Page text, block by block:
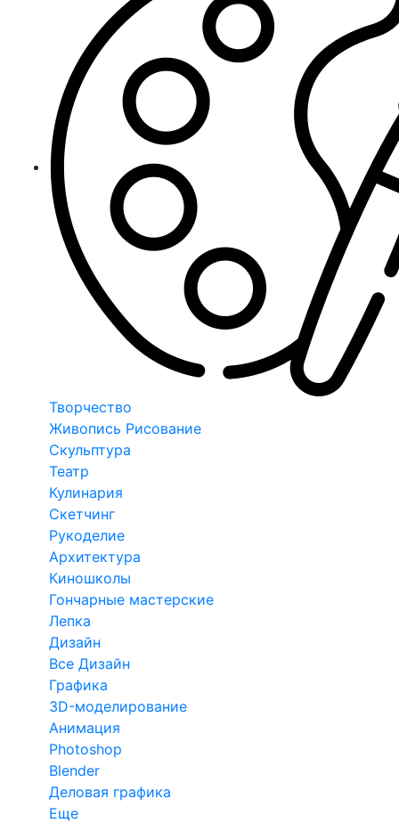
Творчество
Живопись Рисование
Скульптура
Театр
Кулинария
Скетчинг
Рукоделие
Архитектура
Киношколы
Гончарные мастерские
Лепка
Дизайн
Все Дизайн
Графика
3D-моделирование
Анимация
Photoshop
Blender
Деловая графика
Еще